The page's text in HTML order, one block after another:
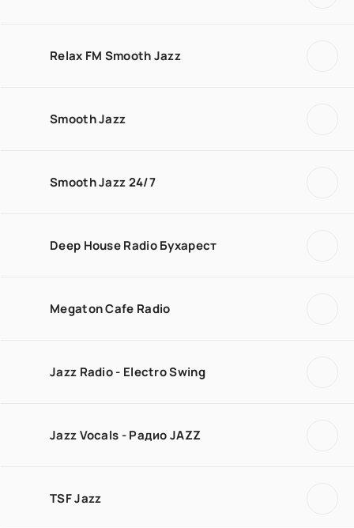
Relax FM Smooth Jazz
Smooth Jazz
Smooth Jazz 24/7
Deep House Radio Бухарест
Megaton Cafe Radio
Jazz Radio - Electro Swing
Jazz Vocals - Радио JAZZ
TSF Jazz